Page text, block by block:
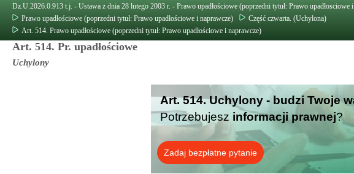
Dz.U.2026.0.913 t.j. - Ustawa z dnia 28 lutego 2003 r. - Prawo upadłościowe (poprzedni tytuł: Prawo upadłosciowe
Prawo upadłościowe (poprzedni tytuł: Prawo upadłościowe i naprawcze)
Część czwarta. (Uchylona)
Art. 514. Prawo upadłościowe (poprzedni tytuł: Prawo upadłościowe i naprawcze)
Art. 514. Pr. upadłościowe
Uchylony
Art. 514. Uchylony - budzi Twoje
Potrzebujesz informacji prawnej?
Zadaj bezpłatne pytanie